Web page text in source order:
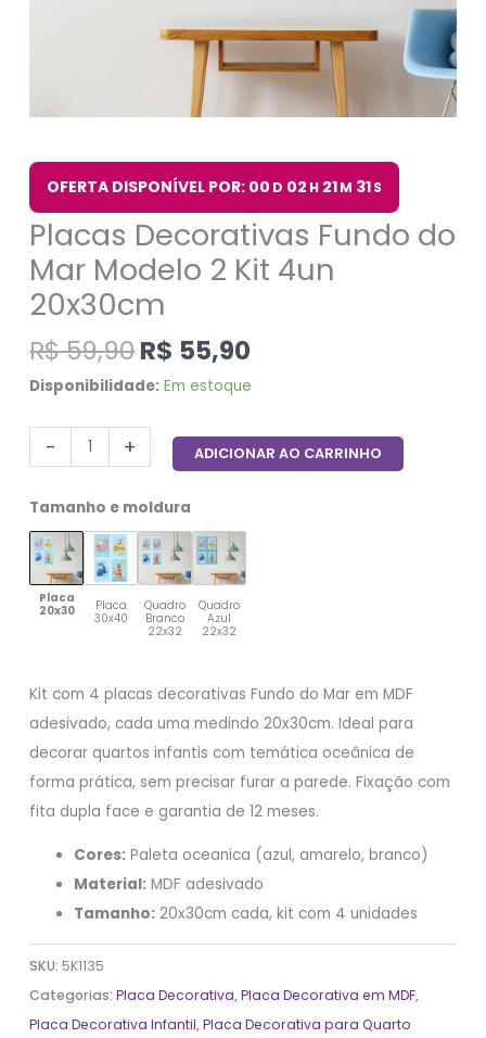
OFERTA DISPONÍVEL POR: 00 D 02 H 21M 31S
Placas Decorativas Fundo do
Mar Modelo 2 Kit 4un
20x30cm
R$59,90R$ 55,90
Disponibilidade: Em estoque
- + ADICIONAR AO CARRINHO
Tamanho e moldura
Placa
20x30
Placa
30x40
Quadro
Branco
22x32
Quadro
Azul
22x32
Kit com 4 placas decorativas Fundo do Mar em MDF
adesivado, cada uma medindo 20x30cm. Ideal para
decorar quartos infantis com temática oceânica de
forma prática, sem precisar furar a parede. Fixação com
fita dupla face e garantia de 12 meses.
Cores: Paleta oceanica (azul, amarelo, branco)
Material: MDF adesivado
Tamanho: 20x30cm cada, kit com 4 unidades
SKU: 5K1135
Categorias:Placa Decorativa,Placa Decorativa em MDF,
Placa Decorativa Infantil,Placa Decorativa para Quarto